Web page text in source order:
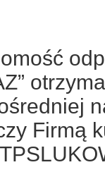
Firmą